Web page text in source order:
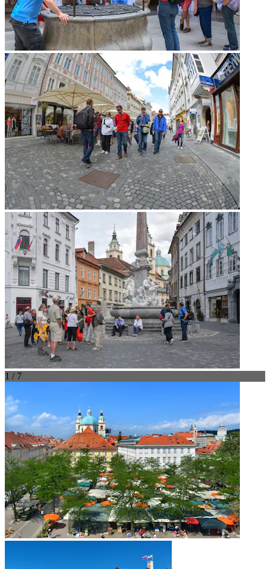
1 / 7